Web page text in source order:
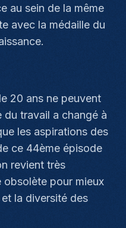
au sein de la même
avec la médaille du
20 ans ne peuvent
travail a changé à
les aspirations des
ce 44ème épisode
revient très
obsolète pour mieux
la diversité des